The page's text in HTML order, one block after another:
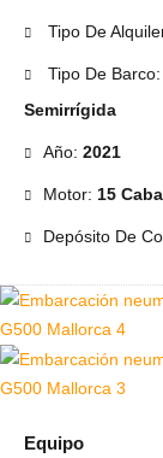
Tipo De
Tipo De Barco:
Semirrígida
Año: 2021
Motor: 15
Depósito De
Equipo